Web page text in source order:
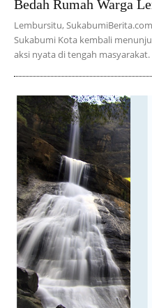
Bedah Rumah Warga
Lembursitu,
Sukabumi Kota kembali
aksi nyata di tengah masyarakat.